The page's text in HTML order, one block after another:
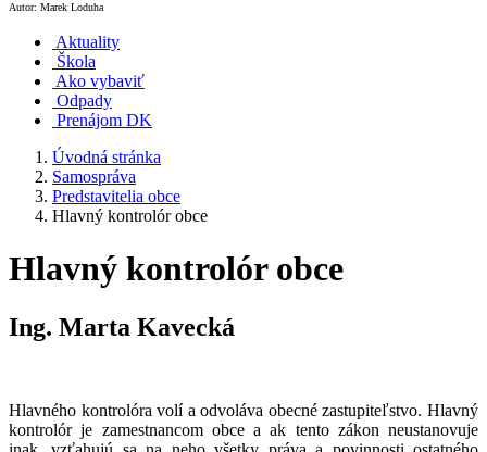
Autor: Marek Loduha
Aktuality
Škola
Ako vybaviť
Odpady
Prenájom DK
Úvodná stránka
Samospráva
Predstavitelia obce
Hlavný kontrolór obce
Hlavný kontrolór obce
Ing. Marta Kavecká
Hlavného kontrolóra volí a odvoláva obecné zastupiteľstvo. Hlavný
kontrolór je zamestnancom obce a ak tento zákon neustanovuje